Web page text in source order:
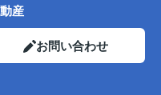
産
お問い合わせ